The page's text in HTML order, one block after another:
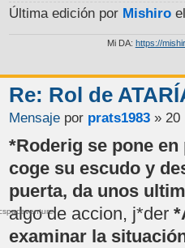
Última edición por Mishiro
Mi DA: https://
Re: Rol de
Mensaje por prats1983 » 20
*Roderig se pone
coge su escudo y
puerta, da unos
algo de accion, j*der
examinar la